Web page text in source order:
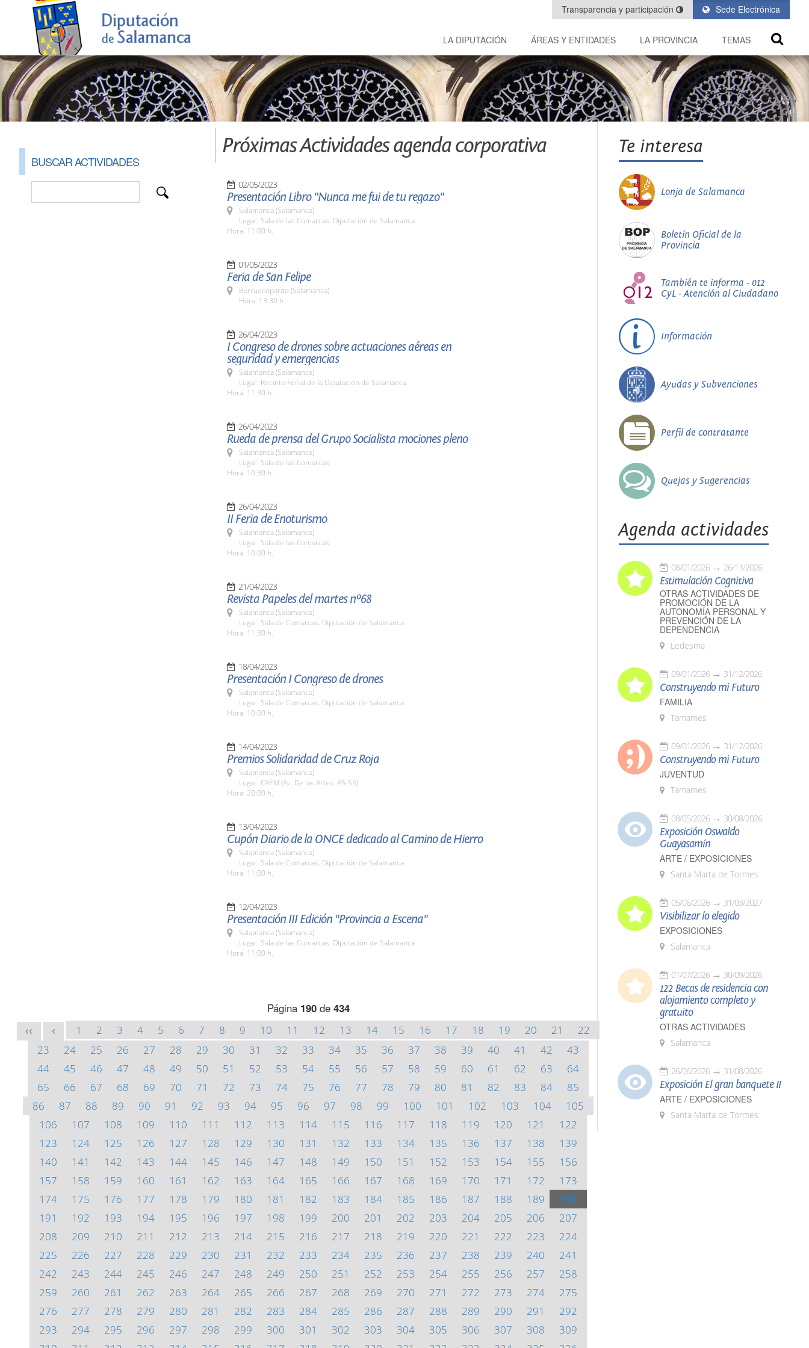
Sede Electrónica
Transparencia y participación
LA DIPUTACIÓN ÁREAS Y ENTIDADES LA PROVINCIA TEMAS
BUSCAR ACTIVIDADES
Próximas Actividades agenda corporativa
02/05/2023
Presentación Libro "Nunca me fui de tu regazo"
Salamanca (Salamanca)
Lugar: Sala de las Comarcas. Diputación de Salamanca
Hora: 11:00 h.
01/05/2023
Feria de San Felipe
Barruecopardo (Salamanca)
Hora: 13:30 h.
26/04/2023
I Congreso de drones sobre actuaciones aéreas en
seguridad y emergencias
Salamanca (Salamanca)
Lugar: Recinto Ferial de la Diputación de Salamanca
Hora: 11:30 h.
26/04/2023
Rueda de prensa del Grupo Socialista mociones pleno
Salamanca (Salamanca)
Lugar: Sala de las Comarcas
Hora: 10:30 h.
26/04/2023
II Feria de Enoturismo
Salamanca (Salamanca)
Lugar: Sala de las Comarcas
Hora: 10:00 h.
21/04/2023
Revista Papeles del martes nº68
Salamanca (Salamanca)
Lugar: Sala de Comarcas. Diputación de Salamanca
Hora: 11:30 h.
18/04/2023
Presentación I Congreso de drones
Salamanca (Salamanca)
Lugar: Sala de Comarcas. Diputación de Salamanca
Hora: 10:00 h.
14/04/2023
Premios Solidaridad de Cruz Roja
Salamanca (Salamanca)
Lugar: CAEM (Av. De las Artes. 45-55)
Hora: 20:00 h.
13/04/2023
Cupón Diario de la ONCE dedicado al Camino de Hierro
Salamanca (Salamanca)
Lugar: Sala de Comarcas. Diputación de Salamanca
Hora: 11:00 h.
12/04/2023
Presentación III Edición "Provincia a Escena"
Salamanca (Salamanca)
Lugar: Sala de las Comarcas. Diputación de Salamanca
Hora: 11:00 h.
Página 190de 434
<< < 1 2 3 4 5 6 7 8 9 10 11 12 13 14 15 16 17 18 19 20 21
22
23
24 25 26 27 28 29 30 31 32 33 34 35 36 37 38 39 40 41 42
43
44
45 46 47 48 49 50 51 52 53 54 55 56 57 58 59 60 61 62 63
64
65
66 67 68 69 70 71 72 73 74 75 76 77 78 79 80 81 82 83 84
85
86
87 88 89 90 91 92 93 94 95 96 97 98 99 100 101 102 103 104
105
106
107 108 109 110 111 112 113 114 115 116 117 118 119 120 121
122
123
124 125 126 127 128 129 130 131 132 133 134 135 136 137 138
139
140
141 142 143 144 145 146 147 148 149 150 151 152 153 154 155
156
157
158 159 160 161 162 163 164 165 166 167 168 169 170 171 172
173
174
175 176 177 178 179 180 181 182 183 184 185 186 187 188 189
190
191
192 193 194 195 196 197 198 199 200 201 202 203 204 205 206
207
208
209 210 211 212 213 214 215 216 217 218 219 220 221 222 223
224
225
226 227 228 229 230 231 232 233 234 235 236 237 238 239 240
241
242
243 244 245 246 247 248 249 250 251 252 253 254 255 256 257
258
259
260 261 262 263 264 265 266 267 268 269 270 271 272 273 274
275
276
277 278 279 280 281 282 283 284 285 286 287 288 289 290 291
292
293
294 295 296 297 298 299 300 301 302 303 304 305 306 307 308
309
Te interesa
Lonja de Salamanca
Boletín Oficial de la
Provincia
También te informa - 012
CyL - Atención al Ciudadano
Información
Ayudas y Subvenciones
Perfil de contratante
Quejas y Sugerencias
Agenda actividades
08/01/2026 26/11/2026
Estimulación Cognitiva
OTRAS ACTIVIDADES DE
PROMOCIÓN DE LA
AUTONOMÍA PERSONAL Y
PREVENCIÓN DE LA
DEPENDENCIA
Ledesma
09/01/2026 31/12/2026
Construyendo mi Futuro
FAMILIA
Tamames
09/01/2026 31/12/2026
Construyendo mi Futuro
JUVENTUD
Tamames
08/05/2026 30/08/2026
Exposición Oswaldo
Guayasamín
ARTE / EXPOSICIONES
Santa Marta de Tormes
05/06/2026 31/03/2027
Visibilizar lo elegido
EXPOSICIONES
Salamanca
01/07/2026 30/09/2026
122 Becas de residencia con
alojamiento completo y
gratuito
OTRAS ACTIVIDADES
Salamanca
26/06/2026 31/08/2026
Exposición El gran banquete II
ARTE / EXPOSICIONES
Santa Marta de Tormes